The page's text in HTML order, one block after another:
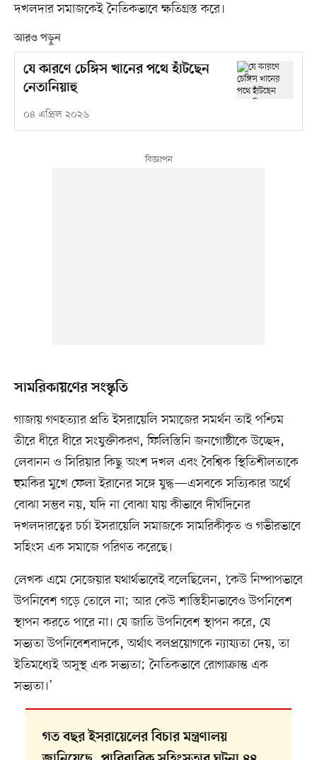
দখলদার সমাজকেই নৈতিকভাবে ক্ষতিগ্রস্ত করে।
আরও পড়ুন
যে কারণে চেঙ্গিস খানের পথে হাঁটছেন
নেতানিয়াহু
০৪ এপ্রিল ২০২৬
সামরিকায়ণের সংস্কৃতি
গাজায় গণহত্যার প্রতি ইসরায়েলি সমাজের সমর্থন তাই পশ্চিম
তীরে ধীরে ধীরে সংযুক্তীকরণ, ফিলিস্তিনি জনগোষ্ঠীকে উচ্ছেদ,
লেবানন ও সিরিয়ার কিছু অংশ দখল এবং বৈশ্বিক স্থিতিশীলতাকে
হুমকির মুখে ফেলা ইরানের সঙ্গে যুদ্ধ—এসবকে সত্যিকার অর্থে
বোঝা সম্ভব নয়, যদি না বোঝা যায় কীভাবে দীর্ঘদিনের
দখলদারত্বের চর্চা ইসরায়েলি সমাজকে সামরিকীকৃত ও গভীরভাবে
সহিংস এক সমাজে পরিণত করেছে।
লেখক এমে সেজেয়ার যথার্থভাবেই বলেছিলেন, ‘কেউ নিষ্পাপভাবে
উপনিবেশ গড়ে তোলে না; আর কেউ শাস্তিহীনভাবেও উপনিবেশ
স্থাপন করতে পারে না। যে জাতি উপনিবেশ স্থাপন করে, যে
সভ্যতা উপনিবেশবাদকে, অর্থাৎ বলপ্রয়োগকে ন্যায্যতা দেয়, তা
ইতিমধ্যেই অসুস্থ এক সভ্যতা; নৈতিকভাবে রোগাক্রান্ত এক
সভ্যতা।’
গত বছর ইসরায়েলের বিচার মন্ত্রণালয়